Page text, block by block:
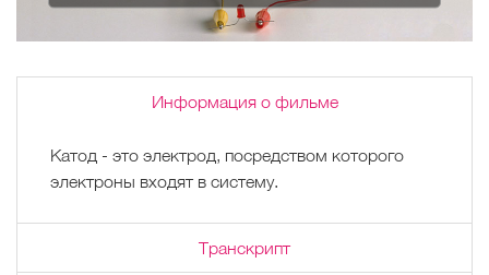
Информация о фильме
Катод - это электрод, посредством которого
электроны входят в систему.
Транскрипт